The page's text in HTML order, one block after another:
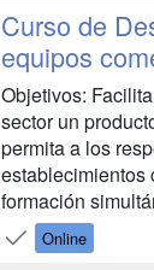
Atención al
atención al
la atención al
Curso de
equipos
Objetivos:
sector un
permita a los
establecimientos
formación
lugar del
sin alterar de
Online